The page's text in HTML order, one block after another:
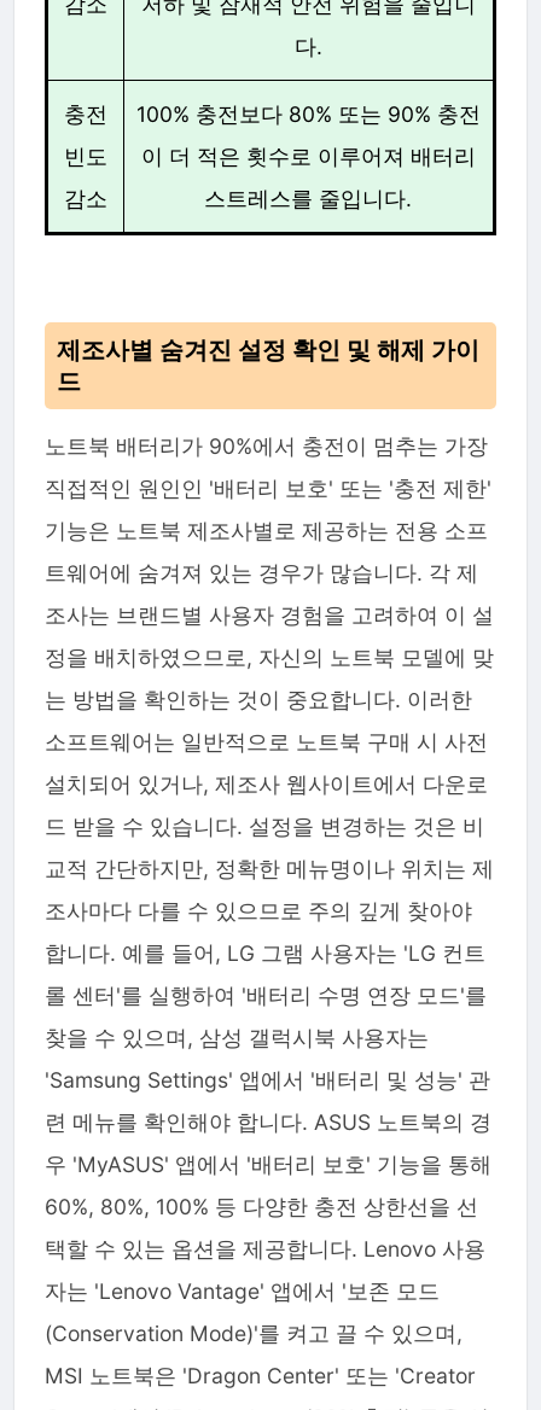
다.
충전
빈도
감소
100% 충전보다 80% 또는 90% 충전
이 더 적은 횟수로 이루어져 배터리
스트레스를 줄입니다.
제조사별 숨겨진 설정 확인 및 해제 가이
드
노트북 배터리가 90%에서 충전이 멈추는 가장
직접적인 원인인 '배터리 보호' 또는 '충전 제한'
기능은 노트북 제조사별로 제공하는 전용 소프
트웨어에 숨겨져 있는 경우가 많습니다. 각 제
조사는 브랜드별 사용자 경험을 고려하여 이 설
정을 배치하였으므로, 자신의 노트북 모델에 맞
는 방법을 확인하는 것이 중요합니다. 이러한
소프트웨어는 일반적으로 노트북 구매 시 사전
설치되어 있거나, 제조사 웹사이트에서 다운로
드 받을 수 있습니다. 설정을 변경하는 것은 비
교적 간단하지만, 정확한 메뉴명이나 위치는 제
조사마다 다를 수 있으므로 주의 깊게 찾아야
합니다. 예를 들어, LG 그램 사용자는 'LG 컨트
롤 센터'를 실행하여 '배터리 수명 연장 모드'를
찾을 수 있으며, 삼성 갤럭시북 사용자는
'Samsung Settings' 앱에서 '배터리 및 성능' 관
련 메뉴를 확인해야 합니다. ASUS 노트북의 경
우 'MyASUS' 앱에서 '배터리 보호' 기능을 통해
60%, 80%, 100% 등 다양한 충전 상한선을 선
택할 수 있는 옵션을 제공합니다. Lenovo 사용
자는 'Lenovo Vantage' 앱에서 '보존 모드
(Conservation Mode)'를 켜고 끌 수 있으며,
MSI 노트북은 'Dragon Center' 또는 'Creator